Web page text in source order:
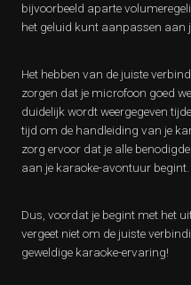
bijvoorbeeld aparte
het geluid kunt aanpassen aan
Het hebben van de juiste
zorgen dat je microfoon goed
duidelijk wordt weergegeven
tijd om de handleiding van je
zorg ervoor dat je alle
aan je karaoke-avontuur begint.
Dus, voordat je begint met het
vergeet niet om de juiste
geweldige karaoke-ervaring!